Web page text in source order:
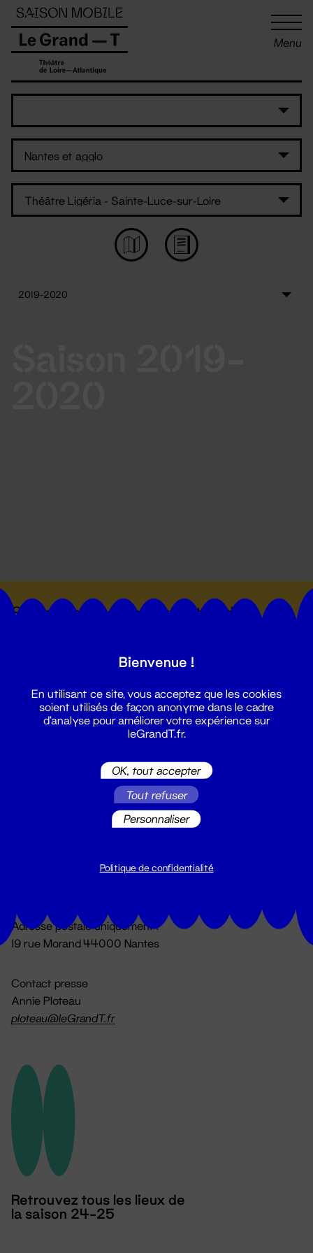
Menu
Suivez toutes les actualités du
Du lundi au vendredi 14h → 18h
Adresse postale uniquement :
19 rue Morand 44000 Nantes
Contact presse
Annie Ploteau
ploteau@leGrandT.fr
Retrouvez tous les lieux de
la saison 24-25
Panneau de gestion des cookies
Bienvenue !
En utilisant ce site, vous acceptez que les cookies
soient utilisés de façon anonyme dans le cadre
d'analyse pour améliorer votre expérience sur
leGrandT.fr.
OK, tout accepter
Tout refuser
Personnaliser
Politique de confidentialité